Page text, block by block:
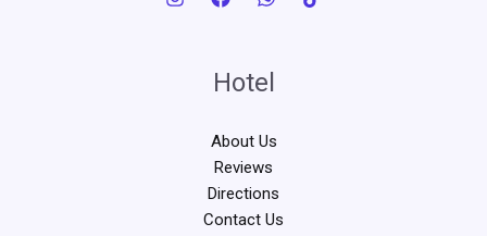
Hotel
About Us
Reviews
Directions
Contact Us